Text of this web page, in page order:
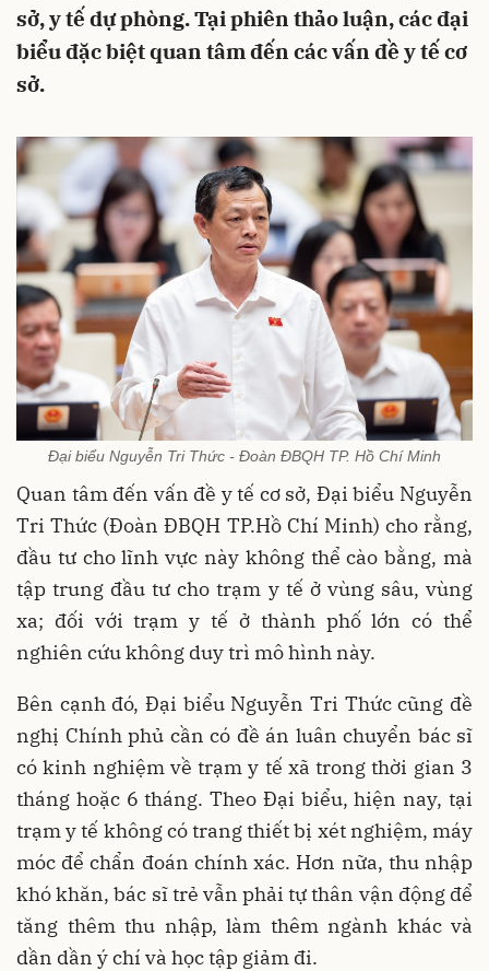
sở, y tế dự phòng. Tại phiên thảo luận, các đại
biểu đặc biệt quan tâm đến các vấn đề y tế cơ
sở.
Đại biểu Nguyễn Tri Thức - Đoàn ĐBQH TP. Hồ Chí Minh
Quan tâm đến vấn đề y tế cơ sở, Đại biểu Nguyễn
Tri Thức (Đoàn ĐBQH TP.Hồ Chí Minh) cho rằng,
đầu tư cho lĩnh vực này không thể cào bằng, mà
tập trung đầu tư cho trạm y tế ở vùng sâu, vùng
xa; đối với trạm y tế ở thành phố lớn có thể
nghiên cứu không duy trì mô hình này.
Bên cạnh đó, Đại biểu Nguyễn Tri Thức cũng đề
nghị Chính phủ cần có đề án luân chuyển bác sĩ
có kinh nghiệm về trạm y tế xã trong thời gian 3
tháng hoặc 6 tháng. Theo Đại biểu, hiện nay, tại
trạm y tế không có trang thiết bị xét nghiệm, máy
móc để chẩn đoán chính xác. Hơn nữa, thu nhập
khó khăn, bác sĩ trẻ vẫn phải tự thân vận động để
tăng thêm thu nhập, làm thêm ngành khác và
dần dần ý chí và học tập giảm đi.